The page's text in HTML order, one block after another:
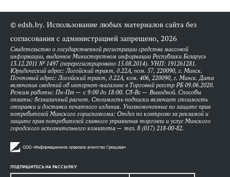
© edsh.by. Использование любых материалов сайта без
согласования с администрацией запрещено, 2026
Свидетельство о государственной регистрации средства массовой
информации, выданное Министерством информации Республики Беларусь
13.12.2011 № 1497 (перерегистрировано 15.08.2014). УНП: 191261281.
Юридический адрес: Логойский тракт, д.22А, пом. 57, 220090, г. Минск.
Почтовый адрес: Логойский тракт, д.22А, ком. 406, 220090, г. Минск. Дата
включения сведений об интернет-магазине в Торговый реестр РБ 09.06.2020.
Режим работы: Пн-Пт — с 9:00 до 18:00. Сб-Вс — Выходной. Способы
оплаты: безналичный расчет. Стоимость подписки включает стоимость
отправки и доставки печатного издания. Уполномоченные по защите прав
потребителей Минского горисполкома: Отдел по контролю за рекламой и
защите прав потребителей главного управления торговли и услуг Минского
городского исполнительного комитета — тел. 8 (017) 218-00-82.
ПОДПИШИТЕСЬ НА РАССЫЛКУ